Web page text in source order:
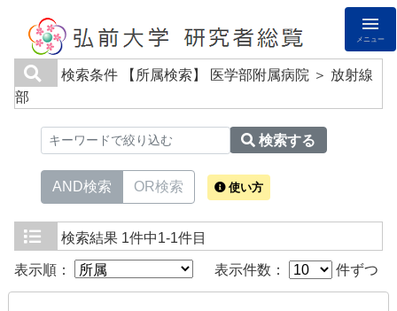
メニュー
検索条件
【所属検索】 医学部附属病院 ＞ 放射線
部
検索する
AND検索 OR検索 使い方
検索結果 1件中1-1件目
表示順： 表示件数： 件ずつ